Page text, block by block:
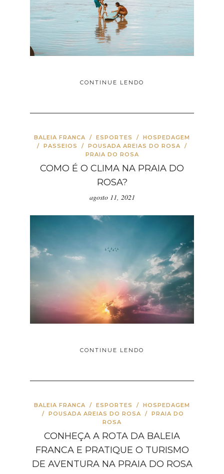
CONTINUE LENDO
BALEIA FRANCA / ESPORTES / HOSPEDAGEM
/ PASSEIOS / POUSADA AREIAS DO ROSA /
PRAIA DO ROSA
COMO É O CLIMA NA PRAIA DO
ROSA?
agosto 11, 2021
CONTINUE LENDO
BALEIA FRANCA / ESPORTES / HOSPEDAGEM
/ POUSADA AREIAS DO ROSA / PRAIA DO
ROSA
CONHEÇA A ROTA DA BALEIA
FRANCA E PRATIQUE O TURISMO
DE AVENTURA NA PRAIA DO ROSA